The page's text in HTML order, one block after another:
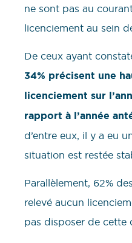
ne sont pas au
licenciement au sein
De ceux ayant
34% précisent une
licenciement sur
rapport à l’année
d’entre eux, il y a eu
situation est restée
Parallèlement, 62%
relevé aucun
pas disposer de cette